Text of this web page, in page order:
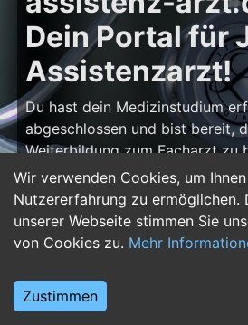
Wir verwenden Cookies, um
Nutzererfahrung zu ermöglichen.
unserer Webseite stimmen Sie
von Cookies zu. Mehr
Zustimmen
Dein Portal für
Assistenzarzt!
Du hast dein Medizinstudium
abgeschlossen und bist bereit,
Weiterbildung zum Facharzt zu
bist du aufassistenz-arzt.com
Hier findest du zahlreiche
Assistenzärzte in allen
Inneren Medizin über die
deine Karriere im Arztberuf und
passende Klinik oder Praxis für